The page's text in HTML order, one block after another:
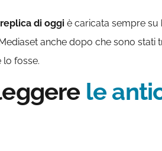
di oggi è caricata sempre su
anche dopo che sono stati
lo fosse.
le